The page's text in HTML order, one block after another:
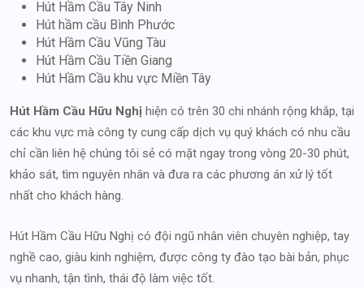
Hút Hầm Cầu Tây Ninh
Hút hầm cầu Bình Phước
Hút Hầm Cầu Vũng Tàu
Hút Hầm Cầu Tiền Giang
Hút Hầm Cầu khu vực Miền Tây
Hút Hầm Cầu Hữu Nghị hiện có trên 30 chi nhánh rộng khắp, tại
các khu vực mà công ty cung cấp dịch vụ quý khách có nhu cầu
chỉ cần liên hệ chúng tôi sẻ có mặt ngay trong vòng 20-30 phút,
khảo sát, tìm nguyên nhân và đưa ra các phương án xử lý tốt
nhất cho khách hàng.
Hút Hầm Cầu Hữu Nghị có đội ngũ nhân viên chuyên nghiệp, tay
nghề cao, giàu kinh nghiệm, được công ty đào tạo bài bản, phục
vụ nhanh, tận tình, thái độ làm việc tốt.